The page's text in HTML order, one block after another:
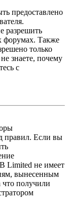
предоставлено
разрешить
форумах. Также
только
знаете, почему
с
правил. Если вы
Limited не имеет
вынесенным
что получили